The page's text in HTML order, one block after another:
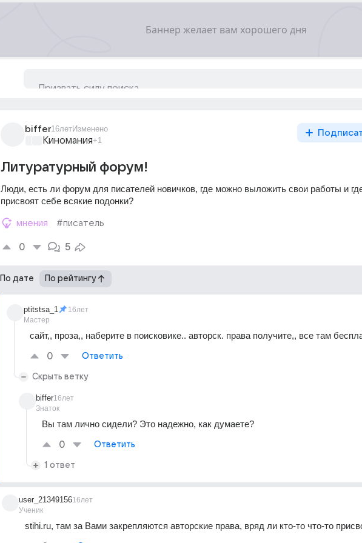
biffer16летИзменено
Киномания+1
Литуратурный форум!
Люди, есть ли форум для писателей новичков, где можно выложить свои работы и
присвоят себе всякие подонки?
мнения #писатель
0 5
По дате По рейтингу
ptitstsa_1
Мастер
16лет
сайт,, проза,, наберите в поисковике.. авторск. права получите,, все там
0 Ответить
Скрыть ветку
biffer
Знаток
16лет
Вы там лично сидели? Это надежно, как думаете?
0 Ответить
1 ответ
user_21349156
Ученик
16лет
stihi.ru, там за Вами закрепляются авторские права, вряд ли кто-то что-то